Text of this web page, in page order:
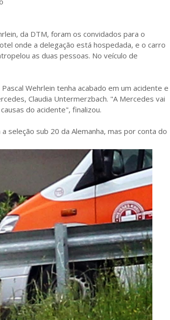
da DTM, foram os convidados para o
onde a delegação está hospedada, e o carro
as duas pessoas. No veículo de
Wehrlein tenha acabado em um acidente e
Claudia Untermerzbach. "A Mercedes vai
do acidente", finalizou.
seleção sub 20 da Alemanha, mas por conta do